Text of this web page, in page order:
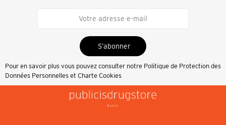
S’abonner
Pour en savoir plus vous pouvez consulter notre Politique de Protection des
Données Personnelles et Charte Cookies